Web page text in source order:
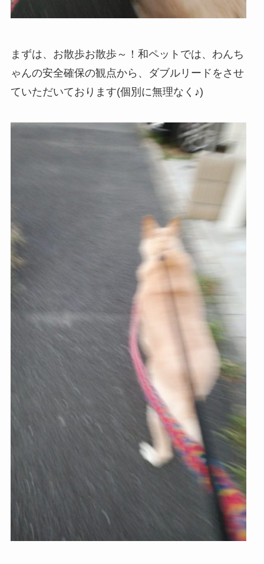
まずは、お散歩お散歩～！和ペットでは、わんち
ゃんの安全確保の観点から、ダブルリードをさせ
ていただいております(個別に無理なく♪)